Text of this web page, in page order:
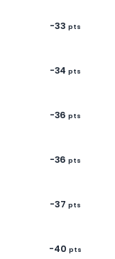
-33 pts
-34 pts
-36 pts
-36 pts
-37 pts
-40 pts